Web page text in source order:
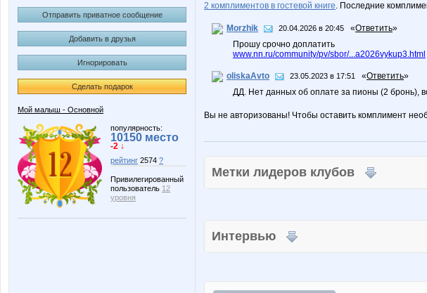
Отправить приватное сообщение
Добавить в друзья
Игнорировать
Сделать подарок
Мой малыш - Основной
популярность:
10150 место
-2 ↓
рейтинг 2574 ?
Привилегированный
пользователь 12
уровня
2 комплиментов в гостевой книге. Последние
Morzhik 20.04.2026 в 20:45 «Ответить»
Прошу срочно доплатить
www.nn.ru/community/pv/sbor/...a2026vykup3.html
oliskaAvto 23.05.2023 в 17:51 «Ответить»
ДД. Нет данных об оплате за пионы (2 бронь),
Вы не авторизованы! Чтобы оставить комплимент
Метки лидеров клубов
Интервью